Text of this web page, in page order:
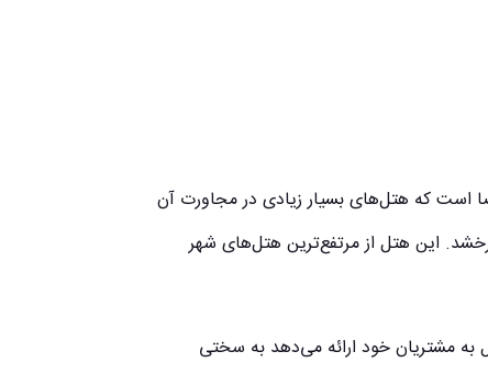
است که هتل‌های بسیار زیادی در مجاورت آن
این هتل از مرتفع‌ترین هتل‌های شهر
مشتریان خود ارائه می‌دهد به سختی